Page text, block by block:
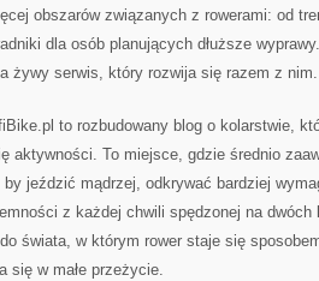
obszarów związanych z rowerami: od
dla osób planujących dłuższe
żywy serwis, który rozwija się razem z nim.
to rozbudowany blog o kolarstwie,
aktywności. To miejsce, gdzie średnio
jeździć mądrzej, odkrywać bardziej
z każdej chwili spędzonej na dwóch
świata, w którym rower staje się
się w małe przeżycie.